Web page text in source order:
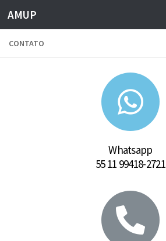
Skip to content
AMUP
CONTATO
Whatsapp
55 11 99418-2721